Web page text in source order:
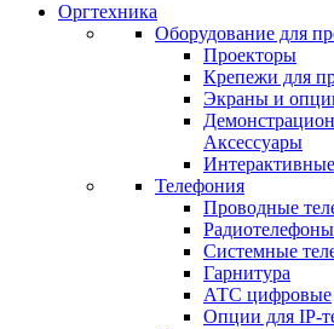
Оргтехника
Оборудование для
Проекторы
Крепежи для
Экраны и
Аксессуары
Телефония
Проводные
Системные
Гарнитура
АТС цифровые
Опции для IP-